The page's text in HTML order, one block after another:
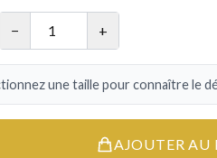
− +
une taille pour connaître le
AJOUTER AU